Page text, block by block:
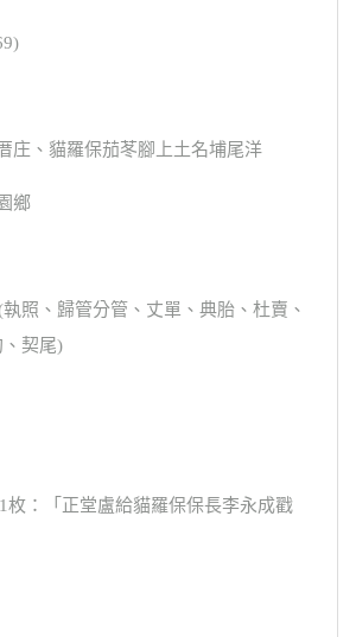
庄、貓羅保茄苳腳上土名埔尾洋
鄉
照、歸管分管、丈單、典胎、杜賣、
契尾)
枚：「正堂盧給貓羅保保長李永成戳